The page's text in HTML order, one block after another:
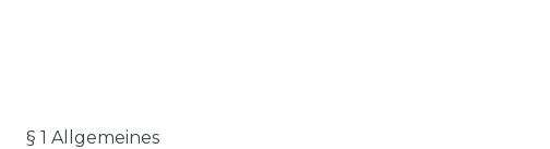
§ 1 Allgemeines